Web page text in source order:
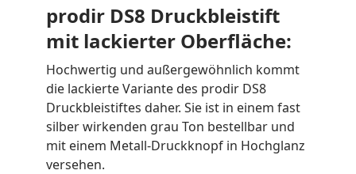
prodir DS8 Druckbleistift
mit lackierter Oberfläche:
Hochwertig und außergewöhnlich kommt
die lackierte Variante des prodir DS8
Druckbleistiftes daher. Sie ist in einem fast
silber wirkenden grau Ton bestellbar und
mit einem Metall-Druckknopf in Hochglanz
versehen.